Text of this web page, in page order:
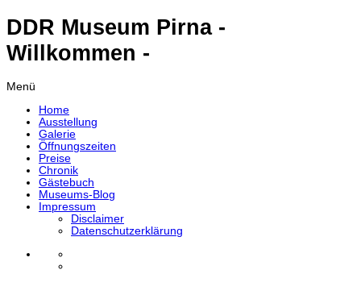
DDR Museum Pirna -
Willkommen -
Menü
Home
Ausstellung
Galerie
Öffnungszeiten
Preise
Chronik
Gästebuch
Museums-Blog
Impressum
Disclaimer
Datenschutzerklärung